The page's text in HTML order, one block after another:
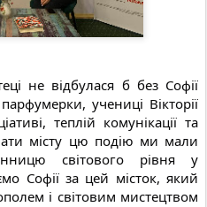
не відбулася б без Софії
учениці Вікторії
теплій комунікації та
місту цю подію ми мали
світового рівня у
Софії за цей місток, який
і світовим мистецтвом